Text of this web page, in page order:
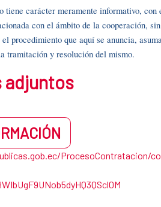
tiene carácter meramente informativo,
con el ámbito de la cooperación,
procedimiento que aquí se anuncia,
tramitación y resolución del mismo.
adjuntos
ProcesoContratacion/